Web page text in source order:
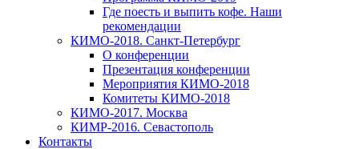
Где поесть и выпить кофе. Наши
рекомендации
КИМО-2018. Санкт-Петербург
О конференции
Презентация конференции
Мероприятия КИМО-2018
Комитеты КИМО-2018
КИМО-2017. Москва
КИМР-2016. Севастополь
Контакты